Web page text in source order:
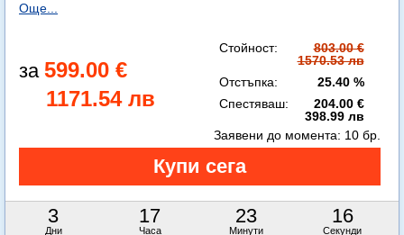
Още...
599.00 €
1171.54 лв
Стойност:
803.00 €
1570.53 лв
Отстъпка:
25.40 %
Спестяваш:
204.00 €
398.99 лв
3
Дни
17
Часа
23
Минути
14
Секунди
Заявени до момента: 10 бр.